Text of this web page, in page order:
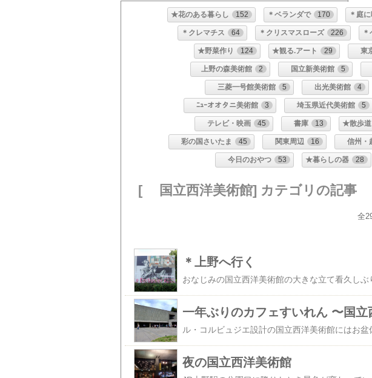
★花のある暮らし 152 ＊ベランダで 170 ＊庭
＊クレマチス 64 ＊クリスマスローズ 226
★野菜作り 124 ★観る.アート 29 東
上野の森美術館 2 国立新美術館 5
三菱一号館美術館 5 出光美術館 4
ﾆｭｰオオタニ美術館 3 埼玉県近代美術館 5
テレビ・映画 45 書庫 13 ★散歩道
彩の国さいたま 45 関東周辺 16 信州・
今日のおやつ 53 ★暮らしの器 28
[ 国立西洋美術館] カテゴリの記事
全
＊上野へ行く
一年ぶりのカフェすいれん 〜国立
夜の国立西洋美術館